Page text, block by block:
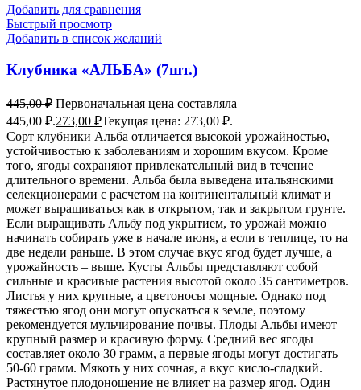
Добавить для сравнения
Быстрый просмотр
Добавить в список желаний
Клубника «АЛЬБА» (7шт.)
445,00₽ Первоначальная цена составляла
445,00 ₽.273,00 ₽Текущая цена: 273,00 ₽.
Сорт клубники Альба отличается высокой урожайностью,
устойчивостью к заболеваниям и хорошим вкусом. Кроме
того, ягоды сохраняют привлекательный вид в течение
длительного времени. Альба была выведена итальянскими
селекционерами с расчетом на континентальный климат и
может выращиваться как в открытом, так и закрытом грунте.
Если выращивать Альбу под укрытием, то урожай можно
начинать собирать уже в начале июня, а если в теплице, то на
две недели раньше. В этом случае вкус ягод будет лучше, а
урожайность – выше. Кусты Альбы представляют собой
сильные и красивые растения высотой около 35 сантиметров.
Листья у них крупные, а цветоносы мощные. Однако под
тяжестью ягод они могут опускаться к земле, поэтому
рекомендуется мульчирование почвы. Плоды Альбы имеют
крупный размер и красивую форму. Средний вес ягоды
составляет около 30 грамм, а первые ягоды могут достигать
50-60 грамм. Мякоть у них сочная, а вкус кисло-сладкий.
Растянутое плодоношение не влияет на размер ягод. Один